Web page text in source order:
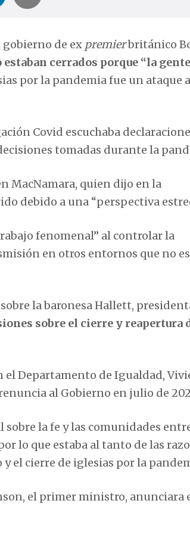
de ex premierbritánico
cerrados porque “la
por la pandemia fue un ataque
Covid escuchaba
tomadas durante la
MacNamara, quien dijo en la
debido a una “perspectiva
fenomenal” al controlar la
en otros entornos que no
la baronesa Hallett,
sobre el cierre y reapertura
el Departamento de Igualdad,
al Gobierno en julio de
la fe y las comunidades
lo que estaba al tanto de las
el cierre de iglesias por la
el primer ministro, anunciara